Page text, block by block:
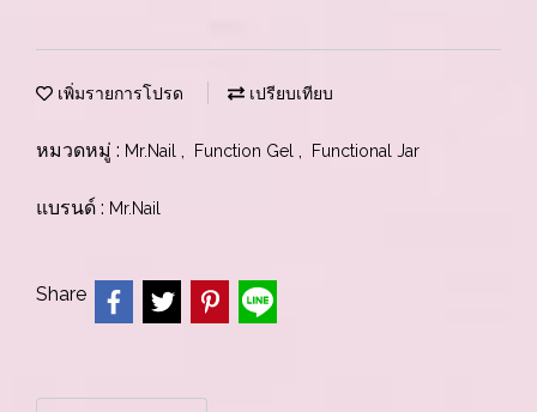
เพิ่มรายการโปรด เปรียบเทียบ
หมวดหมู่ : Mr.Nail , Function Gel , Functional Jar
แบรนด์ : Mr.Nail
Share